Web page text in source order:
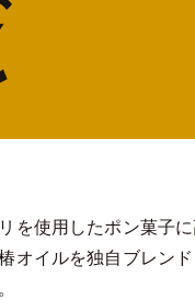
を使用したポン菓子
オイルを独自ブレン